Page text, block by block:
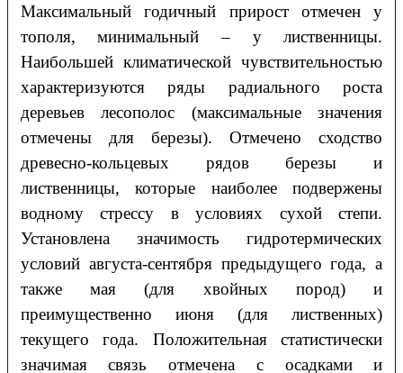
Максимальный годичный прирост отмечен у
тополя, минимальный – у лиственницы.
Наибольшей климатической чувствительностью
характеризуются ряды радиального роста
деревьев лесополос (максимальные значения
отмечены для березы). Отмечено сходство
древесно-кольцевых рядов березы и
лиственницы, которые наиболее подвержены
водному стрессу в условиях сухой степи.
Установлена значимость гидротермических
условий августа-сентября предыдущего года, а
также мая (для хвойных пород) и
преимущественно июня (для лиственных)
текущего года. Положительная статистически
значимая связь отмечена с осадками и